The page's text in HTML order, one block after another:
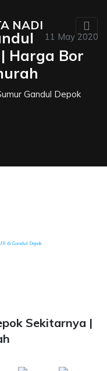
NADI
11 May 2020
Harga Bor
Gandul Depok
di Gandul Depok
Sekitarnya |